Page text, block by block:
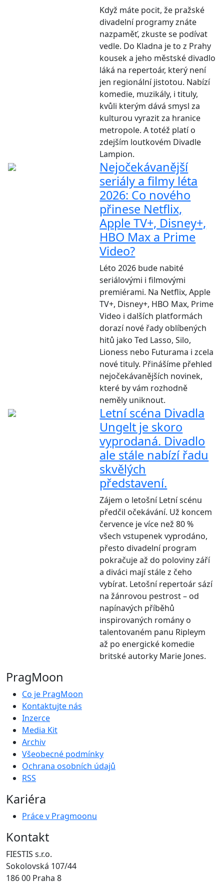
Když máte pocit, že pražské
divadelní programy znáte
nazpaměť, zkuste se podívat
vedle. Do Kladna je to z Prahy
kousek a jeho městské divadlo
láká na repertoár, který není
jen regionální jistotou. Nabízí
komedie, muzikály, i tituly,
kvůli kterým dává smysl za
kulturou vyrazit za hranice
metropole. A totéž platí o
zdejším loutkovém Divadle
Lampion.
Nejočekávanější
seriály a filmy léta
2026: Co nového
přinese Netflix,
Apple TV+, Disney+,
HBO Max a Prime
Video?
Léto 2026 bude nabité
seriálovými i filmovými
premiérami. Na Netflix, Apple
TV+, Disney+, HBO Max, Prime
Video i dalších platformách
dorazí nové řady oblíbených
hitů jako Ted Lasso, Silo,
Lioness nebo Futurama i zcela
nové tituly. Přinášíme přehled
nejočekávanějších novinek,
které by vám rozhodně
neměly uniknout.
Letní scéna Divadla
Ungelt je skoro
vyprodaná. Divadlo
ale stále nabízí řadu
skvělých
představení.
Zájem o letošní Letní scénu
předčil očekávání. Už koncem
července je více než 80 %
všech vstupenek vyprodáno,
přesto divadelní program
pokračuje až do poloviny září
a diváci mají stále z čeho
vybírat. Letošní repertoár sází
na žánrovou pestrost – od
napínavých příběhů
inspirovaných romány o
talentovaném panu Ripleym
až po energické komedie
britské autorky Marie Jones.
PragMoon
Co je PragMoon
Kontaktujte nás
Inzerce
Media Kit
Archiv
Všeobecné podmínky
Ochrana osobních údajů
RSS
Kariéra
Práce v Pragmoonu
Kontakt
FIESTIS s.r.o.
Sokolovská 107/44
186 00 Praha 8